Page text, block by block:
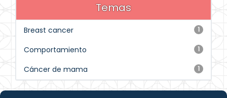
Temas
1
Breast cancer
1
Comportamiento
1
Cáncer de mama